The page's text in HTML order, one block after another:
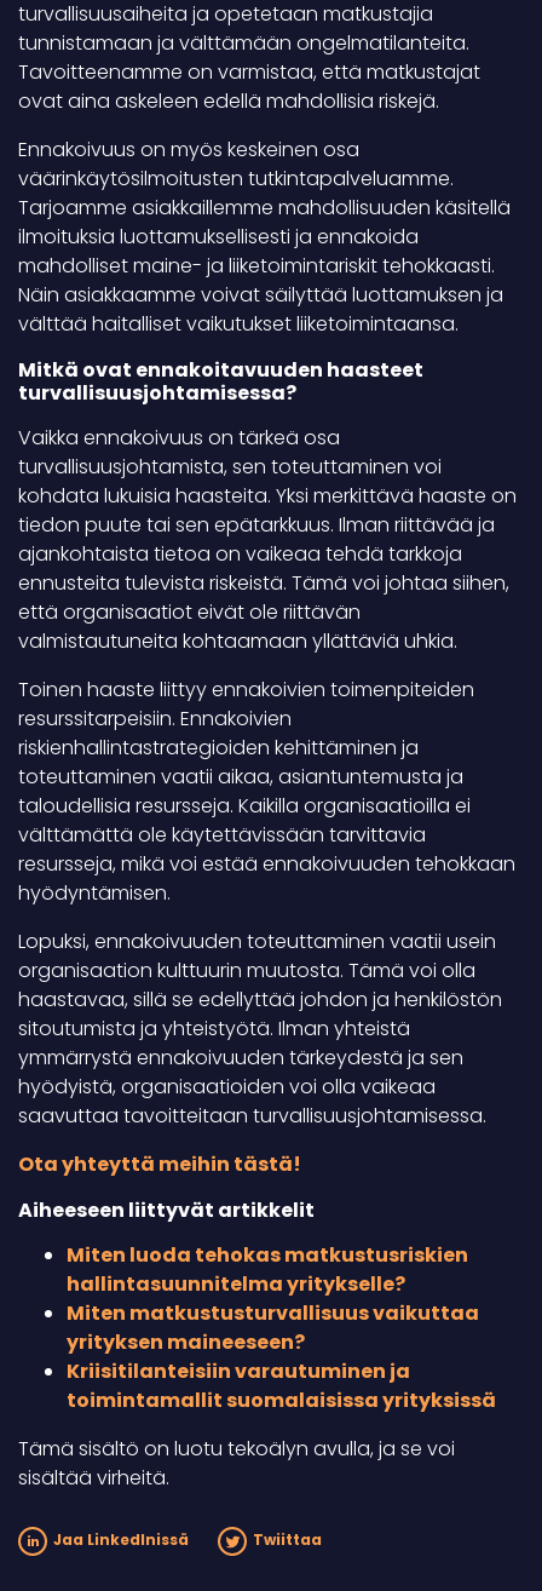
turvallisuusaiheita ja opetetaan matkustajia
tunnistamaan ja välttämään ongelmatilanteita.
Tavoitteenamme on varmistaa, että matkustajat
ovat aina askeleen edellä mahdollisia riskejä.
Ennakoivuus on myös keskeinen osa
väärinkäytösilmoitusten tutkintapalveluamme.
Tarjoamme asiakkaillemme mahdollisuuden käsitellä
ilmoituksia luottamuksellisesti ja ennakoida
mahdolliset maine- ja liiketoimintariskit tehokkaasti.
Näin asiakkaamme voivat säilyttää luottamuksen ja
välttää haitalliset vaikutukset liiketoimintaansa.
Mitkä ovat ennakoitavuuden haasteet
turvallisuusjohtamisessa?
Vaikka ennakoivuus on tärkeä osa
turvallisuusjohtamista, sen toteuttaminen voi
kohdata lukuisia haasteita. Yksi merkittävä haaste on
tiedon puute tai sen epätarkkuus. Ilman riittävää ja
ajankohtaista tietoa on vaikeaa tehdä tarkkoja
ennusteita tulevista riskeistä. Tämä voi johtaa siihen,
että organisaatiot eivät ole riittävän
valmistautuneita kohtaamaan yllättäviä uhkia.
Toinen haaste liittyy ennakoivien toimenpiteiden
resurssitarpeisiin. Ennakoivien
riskienhallintastrategioiden kehittäminen ja
toteuttaminen vaatii aikaa, asiantuntemusta ja
taloudellisia resursseja. Kaikilla organisaatioilla ei
välttämättä ole käytettävissään tarvittavia
resursseja, mikä voi estää ennakoivuuden tehokkaan
hyödyntämisen.
Lopuksi, ennakoivuuden toteuttaminen vaatii usein
organisaation kulttuurin muutosta. Tämä voi olla
haastavaa, sillä se edellyttää johdon ja henkilöstön
sitoutumista ja yhteistyötä. Ilman yhteistä
ymmärrystä ennakoivuuden tärkeydestä ja sen
hyödyistä, organisaatioiden voi olla vaikeaa
saavuttaa tavoitteitaan turvallisuusjohtamisessa.
Ota yhteyttä meihin tästä!
Aiheeseen liittyvät artikkelit
Miten luoda tehokas matkustusriskien
hallintasuunnitelma yritykselle?
Miten matkustusturvallisuus vaikuttaa
yrityksen maineeseen?
Kriisitilanteisiin varautuminen ja
toimintamallit suomalaisissa yrityksissä
Tämä sisältö on luotu tekoälyn avulla, ja se voi
sisältää virheitä.
Jaa LinkedInissä Twiittaa